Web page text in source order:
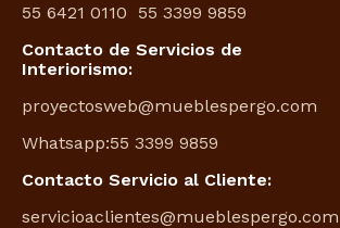
55 6421 0110
55 3399 9859
Contacto de Servicios de
Interiorismo:
proyectosweb@mueblespergo.com
Whatsapp:55 3399 9859
Contacto Servicio al Cliente:
servicioaclientes@mueblespergo.com